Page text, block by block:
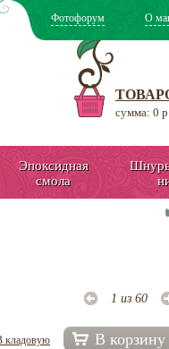
Фотофорум О
сумма: 0
Эпоксидная
смола
1 из 60
В корзину
кладовую